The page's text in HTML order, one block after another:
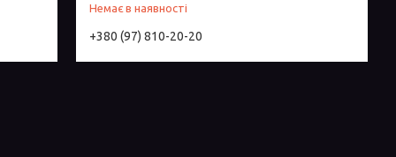
Немає в наявності
+380 (97) 810-20-20